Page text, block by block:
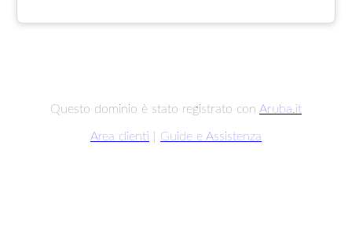
Questo dominio è stato registrato con Aruba.it
Area clienti Guide e Assistenza